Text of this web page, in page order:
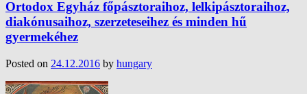
Ortodox Egyház főpásztoraihoz, lelkipásztoraihoz,
diakónusaihoz, szerzeteseihez és minden hű
gyermekéhez
Posted on 24.12.2016 by hungary